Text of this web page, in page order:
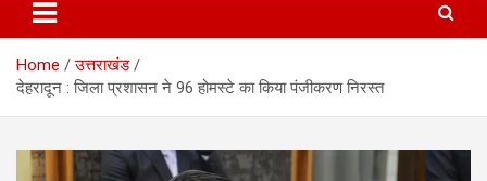
Home
उत्तराखंड
देहरादून : जिला प्रशासन ने 96 होमस्टे का किया पंजीकरण निरस्त